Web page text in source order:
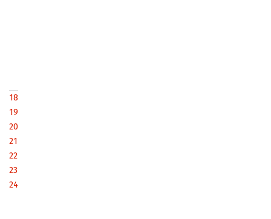
18
19
20
21
22
23
24